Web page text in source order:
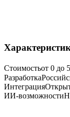
Стоимостьот 0 до
Разработка
Интеграция
ИИ-возможности